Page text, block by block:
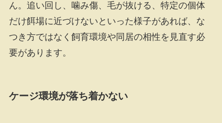
ん。追い回し、噛み傷、毛が抜ける、特定の個体
だけ餌場に近づけないといった様子があれば、な
つき方ではなく飼育環境や同居の相性を見直す必
要があります。
ケージ環境が落ち着かない